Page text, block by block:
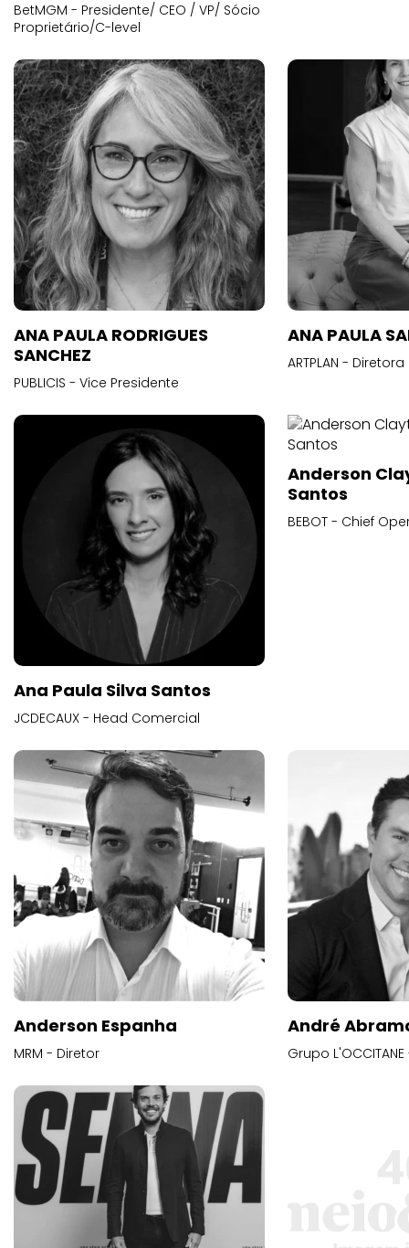
BetMGM - Presidente/ CEO / VP/ Sócio
Proprietário/C-level
ANA PAULA RODRIGUES
SANCHEZ
PUBLICIS - Vice Presidente
ANA PAULA
ARTPLAN -
Ana Paula Silva Santos
JCDECAUX - Head Comercial
Anderson
Santos
BEBOT - Chief
Anderson Espanha
MRM - Diretor
André
Grupo